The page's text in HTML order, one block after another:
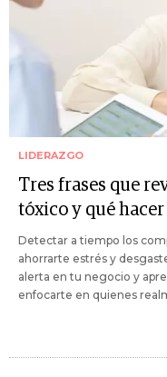
LIDERAZGO
Tres frases que
tóxico y qué
Detectar a tiempo los
ahorrarte estrés y
alerta en tu negocio y
enfocarte en quienes